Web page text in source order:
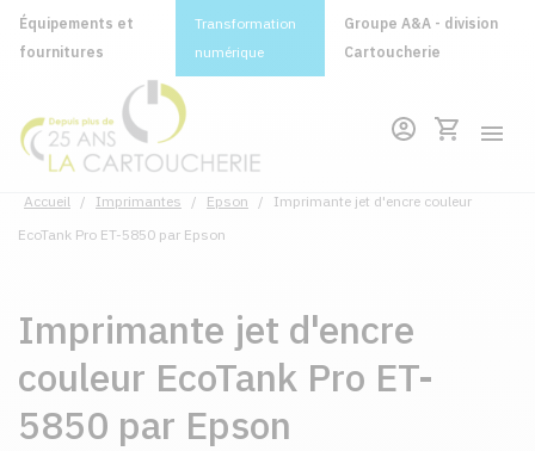
Équipements et
fournitures
Transformation
numérique
Groupe A&A - division
Cartoucherie
Accueil / Imprimantes / Epson /
Imprimante jet d'encre couleur
EcoTank Pro ET-5850 par Epson
Imprimante jet d'encre
couleur EcoTank Pro ET-
5850 par Epson